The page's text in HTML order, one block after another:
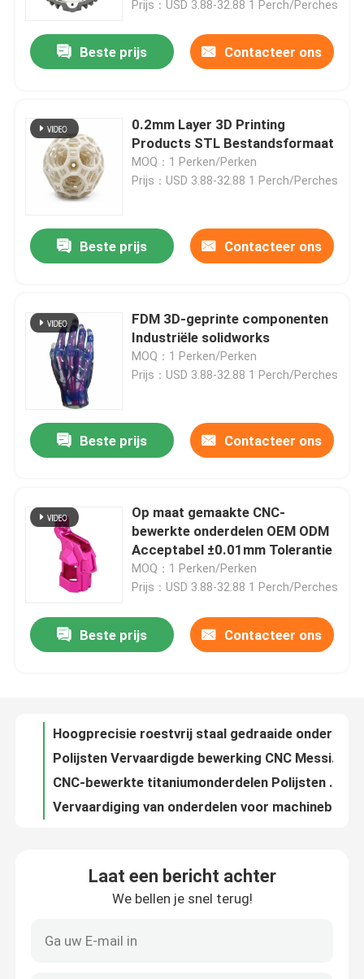
Thuis
Producten
Kwaliteitscontrole
Neem contact met ons op
Prijs：USD 3.88-32.88 1 Perch/Perches
Beste prijs Contacteer ons
0.2mm Layer 3D Printing
Products STL Bestandsformaat
MOQ：1 Perken/Perken
Prijs：USD 3.88-32.88 1 Perch/Perches
Beste prijs Contacteer ons
FDM 3D-geprinte componenten
Industriële solidworks
MOQ：1 Perken/Perken
Prijs：USD 3.88-32.88 1 Perch/Perches
Beste prijs Contacteer ons
Op maat gemaakte CNC-
bewerkte onderdelen OEM ODM
Acceptabel ±0.01mm Tolerantie
MOQ：1 Perken/Perken
Prijs：USD 3.88-32.88 1 Perch/Perches
Beste prijs Contacteer ons
Hoogprecisie roestvrij staal gedraaide onderdelen ±0,01 mm
Gepersonaliseerde CNC-titaniumonderdelen polijsten voor medische luchtvaart
Op maat gemaakte bewerkte delen van CNC-ketting Polijstoppervlaktebehandeling
Industriële CNC-anodiserende titaniumonderdelen
Laat een bericht achter
We bellen je snel terug!